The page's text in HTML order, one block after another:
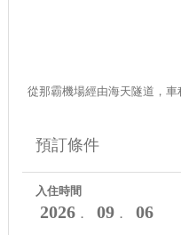
從那霸機場經由海天隧道，車
預訂條件
入住時間
2026． 09． 06